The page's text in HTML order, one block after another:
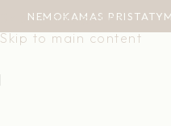
Skip to navigation
Skip to main content
NEMOKAMAS